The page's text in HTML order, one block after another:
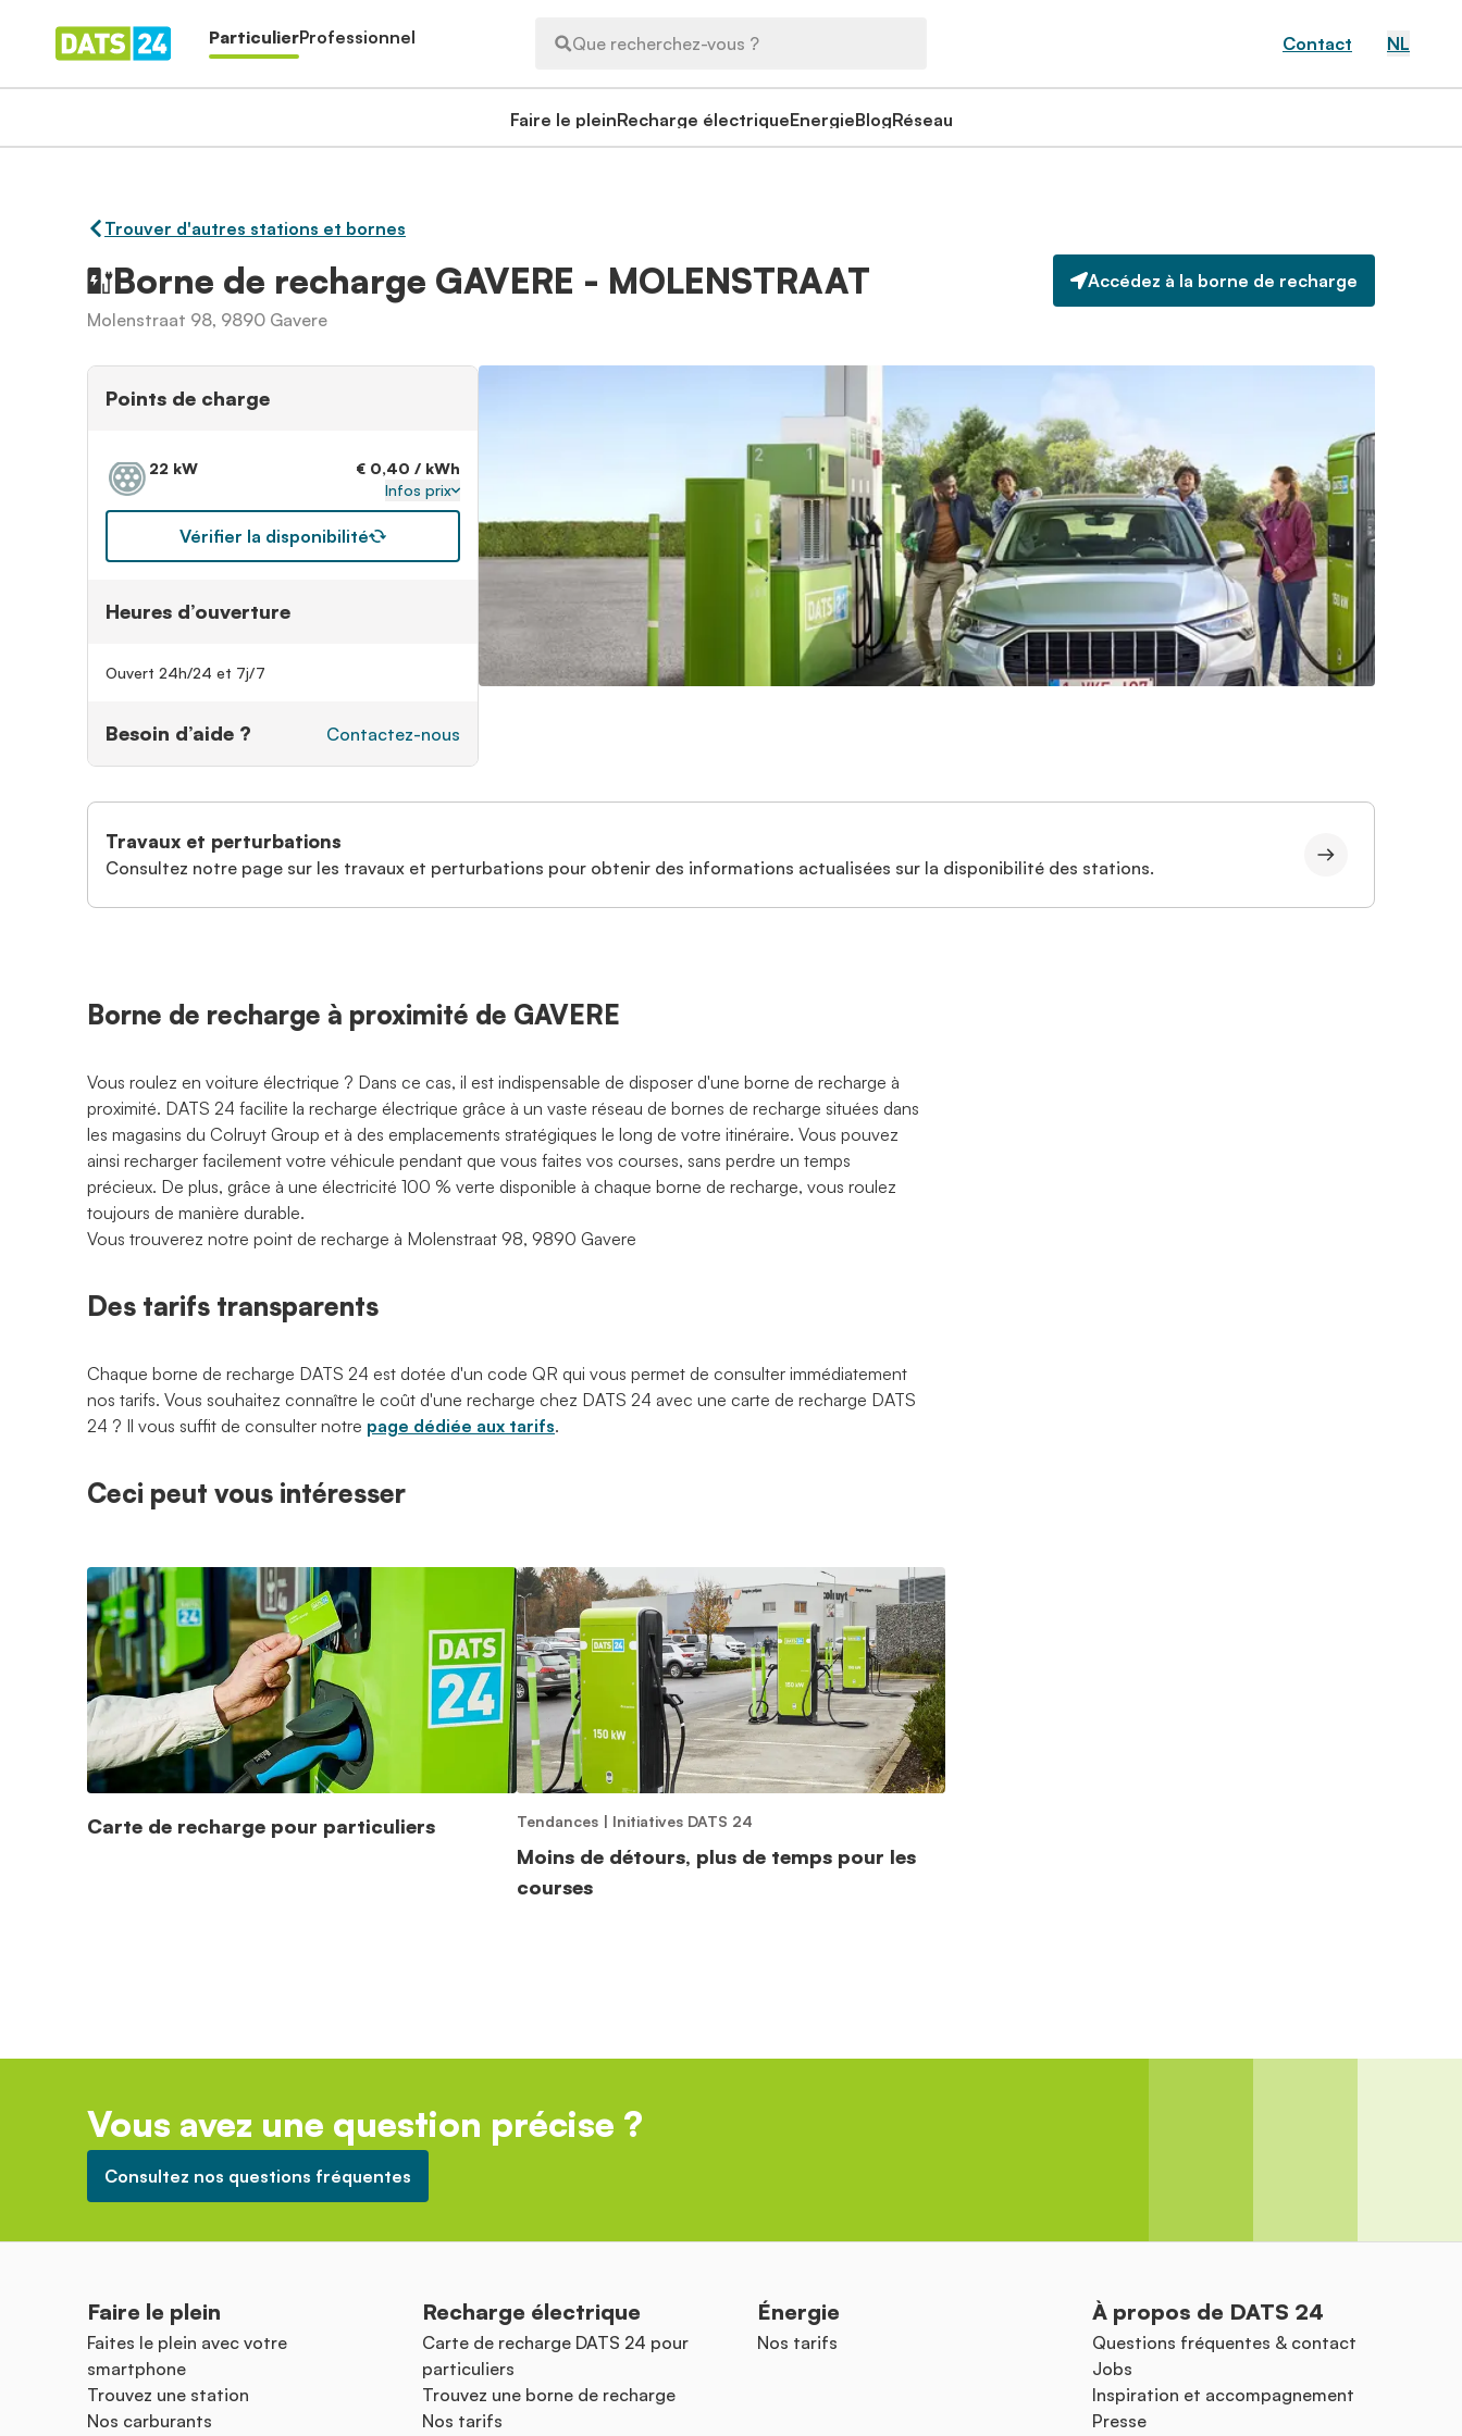
ParticulierProfessionnel Que recherchez-vous ? Contact NL
Faire le pleinRecharge électriqueEnergieBlogRéseau
Trouver d'autres stations et bornes
Borne de recharge GAVERE - MOLENSTRAAT
Accédez à la borne de recharge
Molenstraat 98, 9890 Gavere
Points de charge
22 kW
€ 0,40 / kWh
Infos prix
Vérifier la disponibilité
Heures d’ouverture
Ouvert 24h/24 et 7j/7
Besoin d’aide ? Contactez-nous
Travaux et perturbations
Consultez notre page sur les travaux et perturbations pour obtenir des informations actualisées sur la disponibilité des stations.
Borne de recharge à proximité de GAVERE
Vous roulez en voiture électrique ? Dans ce cas, il est indispensable de disposer d'une borne de recharge à
proximité. DATS 24 facilite la recharge électrique grâce à un vaste réseau de bornes de recharge situées dans
les magasins du Colruyt Group et à des emplacements stratégiques le long de votre itinéraire. Vous pouvez
ainsi recharger facilement votre véhicule pendant que vous faites vos courses, sans perdre un temps
précieux. De plus, grâce à une électricité 100 % verte disponible à chaque borne de recharge, vous roulez
toujours de manière durable.
Vous trouverez notre point de recharge à Molenstraat 98, 9890 Gavere
Des tarifs transparents
Chaque borne de recharge DATS 24 est dotée d'un code QR qui vous permet de consulter immédiatement
nos tarifs. Vous souhaitez connaître le coût d'une recharge chez DATS 24 avec une carte de recharge DATS
24 ? Il vous suffit de consulter notre page dédiée aux tarifs.
Ceci peut vous intéresser
Carte de recharge pour particuliers Tendances | Initiatives DATS 24
Moins de détours, plus de temps pour les
courses
Vous avez une question précise ?
Consultez nos questions fréquentes
Faire le plein
Faites le plein avec votre
smartphone
Trouvez une station
Nos carburants
Recharge électrique
Carte de recharge DATS 24 pour
particuliers
Trouvez une borne de recharge
Nos tarifs
Énergie
Nos tarifs
À propos de DATS 24
Questions fréquentes & contact
Jobs
Inspiration et accompagnement
Presse